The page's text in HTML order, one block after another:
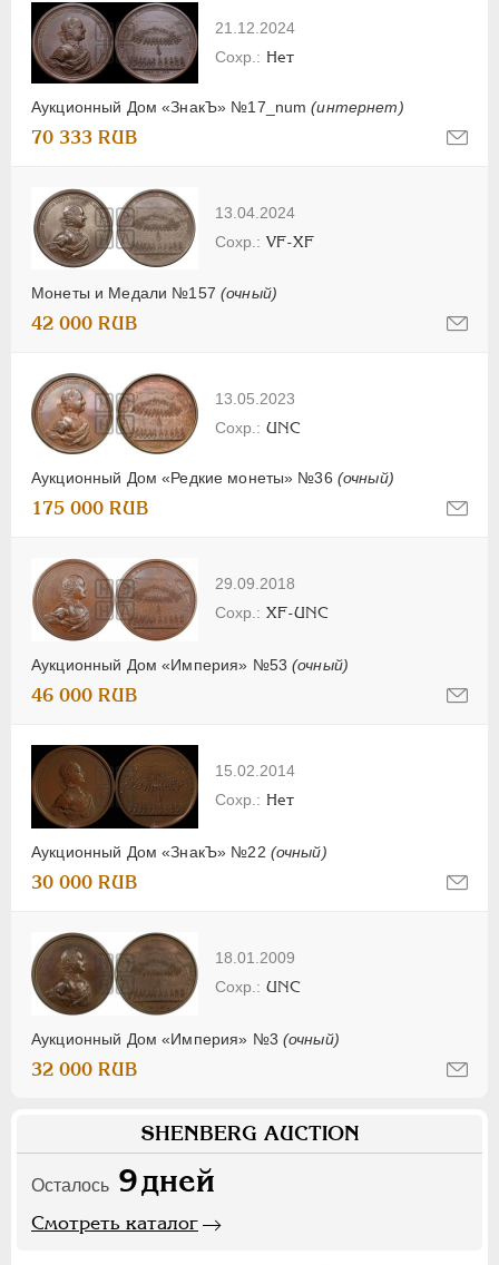
21.12.2024
Аукционный Дом «ЗнакЪ» №17_num(интернет)
Нет
70 333 RUB
13.04.2024
Монеты и Медали №157 (очный)
VF-XF
42 000 RUB
13.05.2023
Аукционный Дом «Редкие монеты» №36 (очный)
UNC
175 000 RUB
29.09.2018
Аукционный Дом «Империя» №53(очный)
XF-UNC
46 000 RUB
15.02.2014
Аукционный Дом «ЗнакЪ» №22 (очный)
Нет
30 000 RUB
18.01.2009
Аукционный Дом «Империя» №3 (очный)
UNC
32 000 RUB
SHENBERG AUCTION
Осталось 9дней
Смотреть каталог